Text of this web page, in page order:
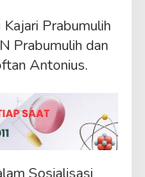
Prabumulih
Prabumulih dan
Antonius.